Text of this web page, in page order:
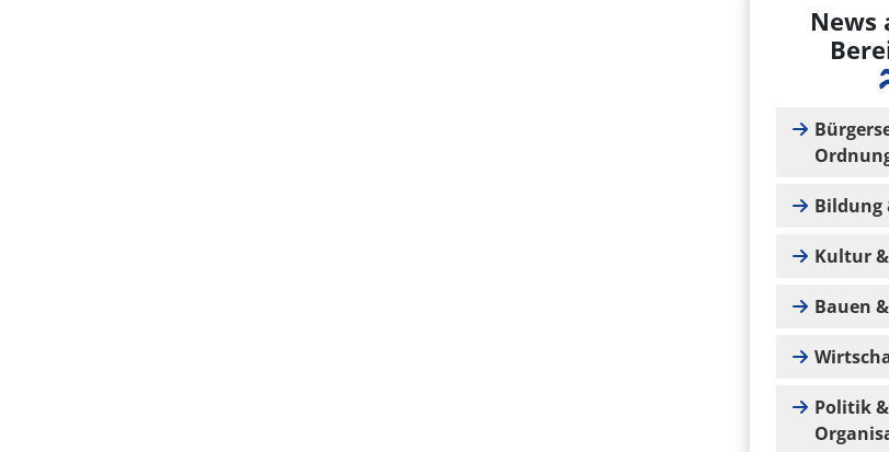
News
Bildung
Kultur
Bauen
Politik &